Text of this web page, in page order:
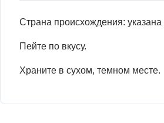
Страна происхождения:
Пейте по вкусу.
Храните в сухом, темном месте.